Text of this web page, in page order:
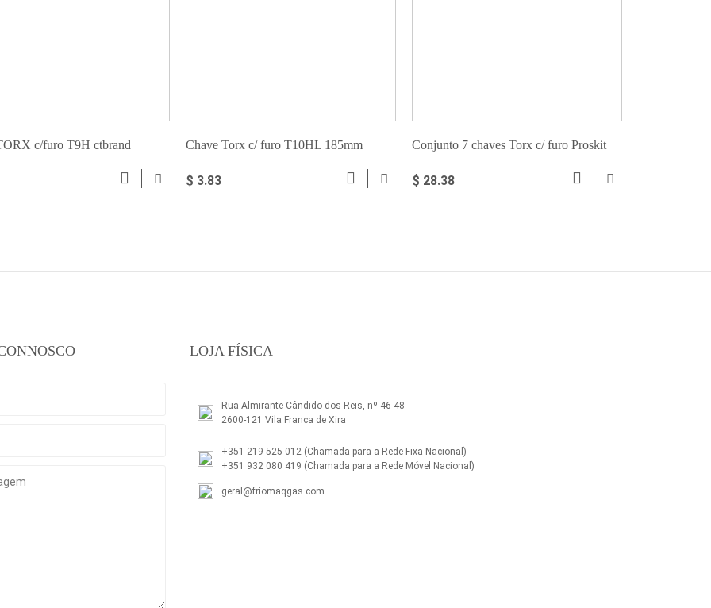
c/furo T9H ctbrand
Chave Torx c/ furo T10HL 185mm
$ 3.83
Conjunto 7 chaves Torx c/ furo Proskit
$ 28.38
LOJA FÍSICA
Rua Almirante Cândido dos Reis, nº 46-48
2600-121 Vila Franca de Xira
+351 219 525 012 (Chamada para a Rede Fixa Nacional)
+351 932 080 419 (Chamada para a Rede Móvel Nacional)
geral@friomaqgas.com